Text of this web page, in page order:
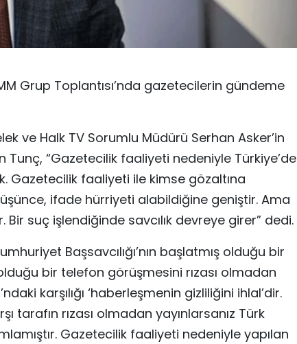
Grup Toplantısı’nda gazetecilerin gündeme
ve Halk TV Sorumlu Müdürü Serhan Asker’in
Tunç, “Gazetecilik faaliyeti nedeniyle Türkiye’de
Gazetecilik faaliyeti ile kimse gözaltına
ifade hürriyeti alabildiğine geniştir. Ama
suç işlendiğinde savcılık devreye girer” dedi.
Başsavcılığı’nın başlatmış olduğu bir
bir telefon görüşmesini rızası olmadan
karşılığı ‘haberleşmenin gizliliğini ihlal’dir.
tarafın rızası olmadan yayınlarsanız Türk
Gazetecilik faaliyeti nedeniyle yapılan